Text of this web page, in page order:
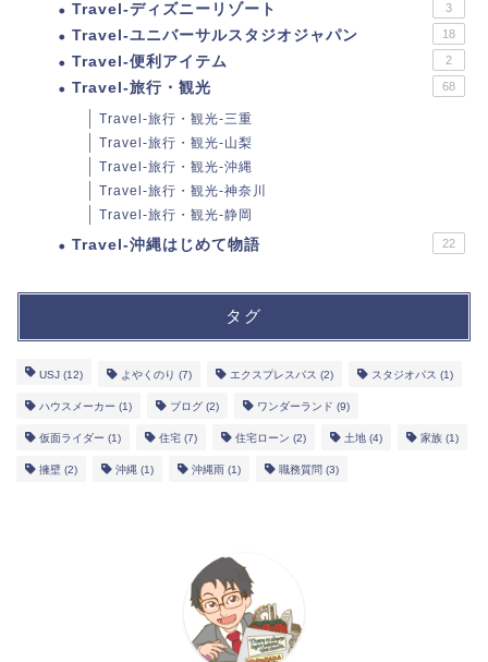
Travel-ディズニーリゾート 3
Travel-ユニバーサルスタジオジャパン 18
Travel-便利アイテム 2
Travel-旅行・観光 68
Travel-旅行・観光-三重
Travel-旅行・観光-山梨
Travel-旅行・観光-沖縄
Travel-旅行・観光-神奈川
Travel-旅行・観光-静岡
Travel-沖縄はじめて物語 22
タグ
USJ (12) よやくのり (7) エクスプレスパス (2) スタジオパス (1)
ハウスメーカー (1) ブログ (2) ワンダーランド (9)
仮面ライダー (1) 住宅 (7) 住宅ローン (2) 土地 (4) 家族 (1)
擁壁 (2) 沖縄 (1) 沖縄雨 (1) 職務質問 (3)